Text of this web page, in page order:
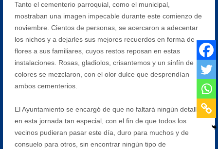
Tanto el cementerio parroquial, como el municipal,
mostraban una imagen impecable durante este comienzo de
noviembre. Cientos de personas, se acercaron a adecentar
los nichos y a dejarles sus mejores recuerdos en forma de
flores a sus familiares, cuyos restos reposan en estas
instalaciones. Rosas, gladiolos, crisantemos y un sinfín de
colores se mezclaron, con el olor dulce que desprendían
ambos cementerios.
El Ayuntamiento se encargó de que no faltará ningún detalle
en esta jornada tan especial, con el fin de que todos los
vecinos pudieran pasar este día, duro para muchos y de
consuelo para otros, sin encontrar ningún tipo de